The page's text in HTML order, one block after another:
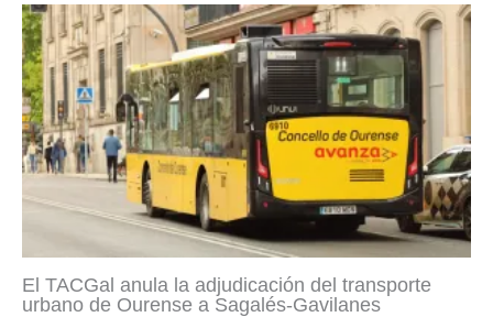
El TACGal anula la adjudicación del transporte
urbano de Ourense a Sagalés-Gavilanes